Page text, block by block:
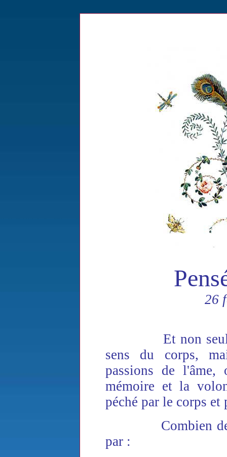
26
Et non
sens du corps,
passions de l'âme,
mémoire et la
péché par le corps et
Combien de
par :